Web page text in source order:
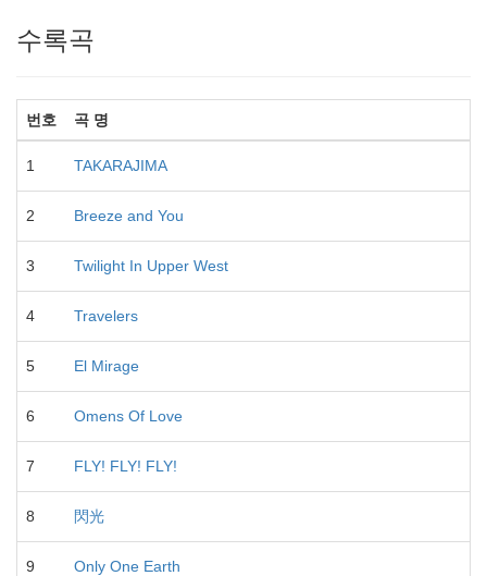
수록곡
번호 곡 명
1 TAKARAJIMA
2 Breeze and You
3 Twilight In Upper West
4 Travelers
5 El Mirage
6 Omens Of Love
7 FLY! FLY! FLY!
8 閃光
9 Only One Earth